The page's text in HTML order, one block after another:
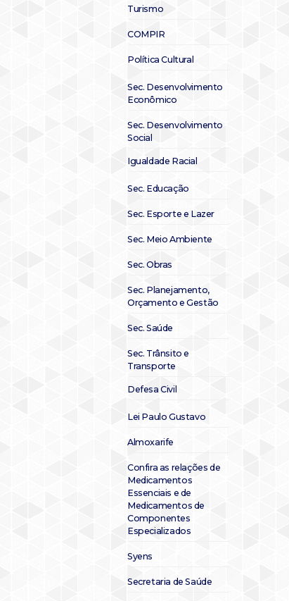
Turismo
COMPIR
Política Cultural
Sec. Desenvolvimento
Econômico
Sec. Desenvolvimento
Social
Igualdade Racial
Sec. Educação
Sec. Esporte e Lazer
Sec. Meio Ambiente
Sec. Obras
Sec. Planejamento,
Orçamento e Gestão
Sec. Saúde
Sec. Trânsito e
Transporte
Defesa Civil
Lei Paulo Gustavo
Almoxarife
Confira as relações de
Medicamentos
Essenciais e de
Medicamentos de
Componentes
Especializados
Syens
Secretaria de Saúde